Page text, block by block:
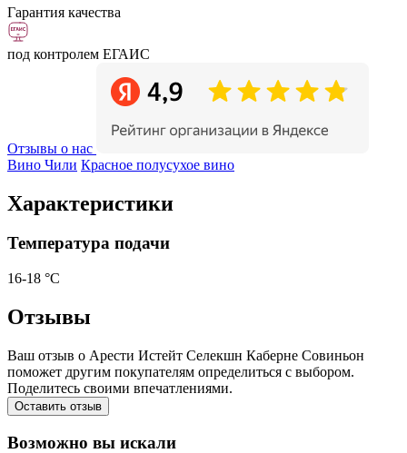
Гарантия качества
под контролем ЕГАИС
Отзывы о нас
Вино Чили Красное полусухое вино
Характеристики
Температура подачи
16-18 °С
Отзывы
Ваш отзыв о Арести Истейт Селекшн Каберне Совиньон
поможет другим покупателям определиться с выбором.
Поделитесь своими впечатлениями.
Оставить отзыв
Возможно вы искали